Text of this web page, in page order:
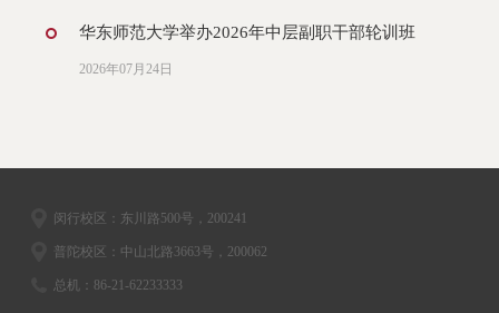
华东师范大学举办2026年中层副职干部轮训班
2026年07月24日
闵行校区：东川路500号，200241
普陀校区：中山北路3663号，200062
总机：86-21-62233333